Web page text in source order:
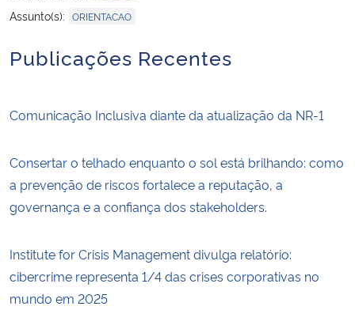
Assunto(s): ORIENTACAO
Publicações Recentes
Comunicação Inclusiva diante da atualização da NR-1
Consertar o telhado enquanto o sol está brilhando: como
a prevenção de riscos fortalece a reputação, a
governança e a confiança dos stakeholders.
Institute for Crisis Management divulga relatório:
cibercrime representa 1/4 das crises corporativas no
mundo em 2025